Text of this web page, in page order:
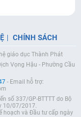
CHÍNH SÁCH
giáo dục Thành Phát
Vọng Hậu - Phường Cầu
- Email hỗ trợ:
số 337/GP-BTTTT do Bộ
10/07/2017.
hoạch và Đầu tư cấp ngày